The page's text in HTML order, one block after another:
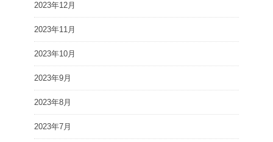
2023年12月
2023年11月
2023年10月
2023年9月
2023年8月
2023年7月